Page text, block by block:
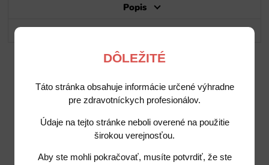
DÔLEŽITÉ
Táto stránka obsahuje informácie určené výhradne
pre zdravotníckych profesionálov.
Údaje na tejto stránke neboli overené na použitie
širokou verejnosťou.
Aby ste mohli pokračovať, musíte potvrdiť, že ste
Popis
Potrebujete poradiť?